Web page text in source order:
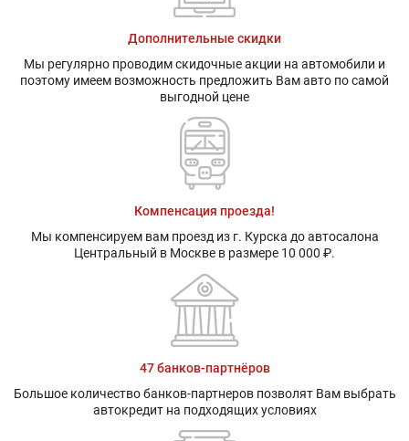
Дополнительные скидки
Мы регулярно проводим скидочные акции на автомобили и
поэтому имеем возможность предложить Вам авто по самой
выгодной цене
Компенсация проезда!
Мы компенсируем вам проезд из г. Курска до автосалона
Центральный в Москве в размере 10 000 ₽.
47 банков-партнёров
Большое количество банков-партнеров позволят Вам выбрать
автокредит на подходящих условиях